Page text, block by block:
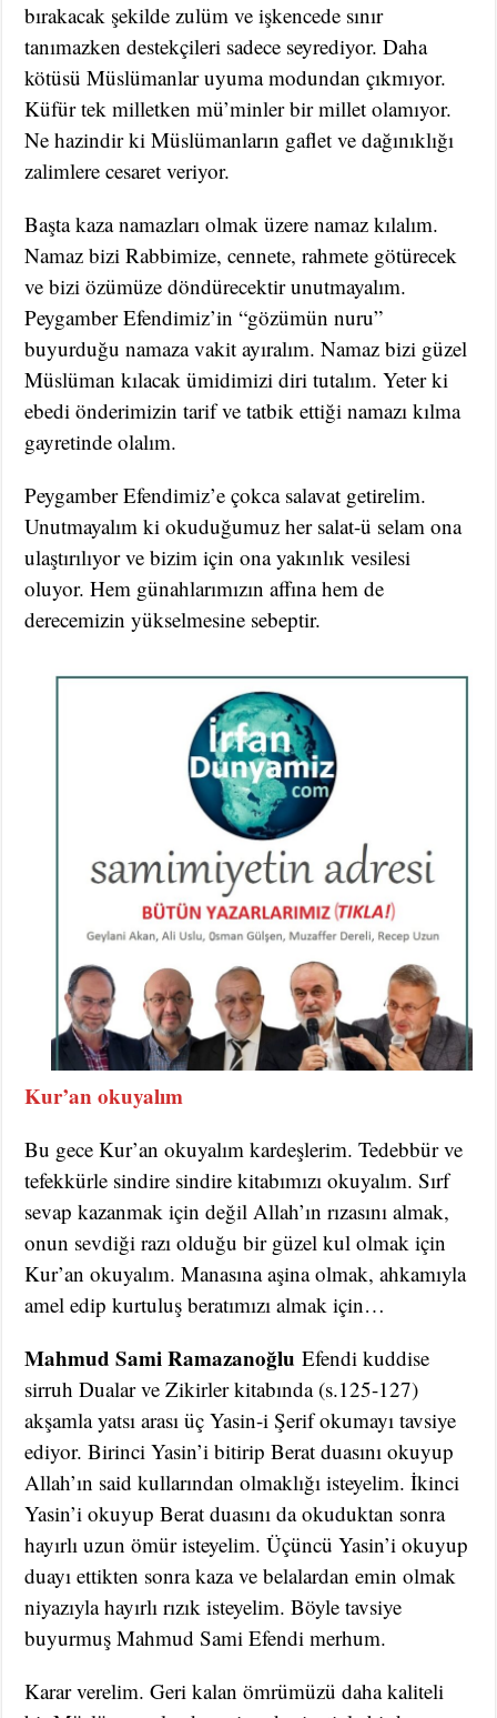
bırakacak şekilde zulüm ve işkencede sınır
tanımazken destekçileri sadece seyrediyor. Daha
kötüsü Müslümanlar uyuma modundan çıkmıyor.
Küfür tek milletken mü’minler bir millet olamıyor.
Ne hazindir ki Müslümanların gaflet ve dağınıklığı
zalimlere cesaret veriyor.
Başta kaza namazları olmak üzere namaz kılalım.
Namaz bizi Rabbimize, cennete, rahmete götürecek
ve bizi özümüze döndürecektir unutmayalım.
Peygamber Efendimiz’in “gözümün nuru”
buyurduğu namaza vakit ayıralım. Namaz bizi güzel
Müslüman kılacak ümidimizi diri tutalım. Yeter ki
ebedi önderimizin tarif ve tatbik ettiği namazı kılma
gayretinde olalım.
Peygamber Efendimiz’e çokca salavat getirelim.
Unutmayalım ki okuduğumuz her salat-ü selam ona
ulaştırılıyor ve bizim için ona yakınlık vesilesi
oluyor. Hem günahlarımızın affına hem de
derecemizin yükselmesine sebeptir.
Kur’an okuyalım
Bu gece Kur’an okuyalım kardeşlerim. Tedebbür ve
tefekkürle sindire sindire kitabımızı okuyalım. Sırf
sevap kazanmak için değil Allah’ın rızasını almak,
onun sevdiği razı olduğu bir güzel kul olmak için
Kur’an okuyalım. Manasına aşina olmak, ahkamıyla
amel edip kurtuluş beratımızı almak için…
Mahmud Sami Ramazanoğlu Efendi kuddise
sirruh Dualar ve Zikirler kitabında (s.125-127)
akşamla yatsı arası üç Yasin-i Şerif okumayı tavsiye
ediyor. Birinci Yasin’i bitirip Berat duasını okuyup
Allah’ın said kullarından olmaklığı isteyelim. İkinci
Yasin’i okuyup Berat duasını da okuduktan sonra
hayırlı uzun ömür isteyelim. Üçüncü Yasin’i okuyup
duayı ettikten sonra kaza ve belalardan emin olmak
niyazıyla hayırlı rızık isteyelim. Böyle tavsiye
buyurmuş Mahmud Sami Efendi merhum.
Karar verelim. Geri kalan ömrümüzü daha kaliteli